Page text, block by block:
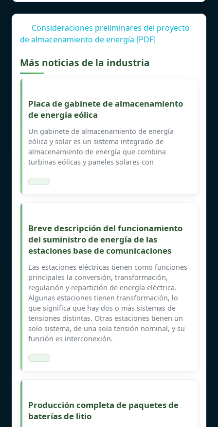
Consideraciones preliminares del proyecto
de almacenamiento de energía [PDF]
Más noticias de la industria
Placa de gabinete de almacenamiento
de energía eólica
Un gabinete de almacenamiento de energía
eólica y solar es un sistema integrado de
almacenamiento de energía que combina
turbinas eólicas y paneles solares con
Breve descripción del funcionamiento
del suministro de energía de las
estaciones base de comunicaciones
Las estaciones eléctricas tienen como funciones
principales la conversión, transformación,
regulación y repartición de energía eléctrica.
Algunas estaciones tienen transformación, lo
que significa que hay dos o más sistemas de
tensiones distintas. Otras estaciones tienen un
solo sistema, de una sola tensión nominal, y su
función es interconexión.
Producción completa de paquetes de
baterías de litio